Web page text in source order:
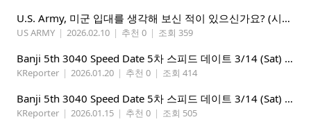
U.S. Army, 미군 입대를 생각해 보신 적이 있으신가요? (시애틀 미군 입대)
US ARMY | 2026.02.10 | 추천 0 | 조회 359
Banji 5th 3040 Speed Date 5차 스피드 데이트 3/14 (Sat) 5-8PM
KReporter | 2026.01.20 | 추천 0 | 조회 414
Banji 5th 3040 Speed Date 5차 스피드 데이트 3/14 (Sat) 5-8PM
KReporter | 2026.01.15 | 추천 0 | 조회 505